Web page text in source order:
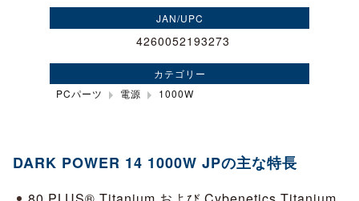
JAN/UPC
4260052193273
カテゴリー
PCパーツ
電源 1000W
DARK POWER 14 1000W JPの主な特長